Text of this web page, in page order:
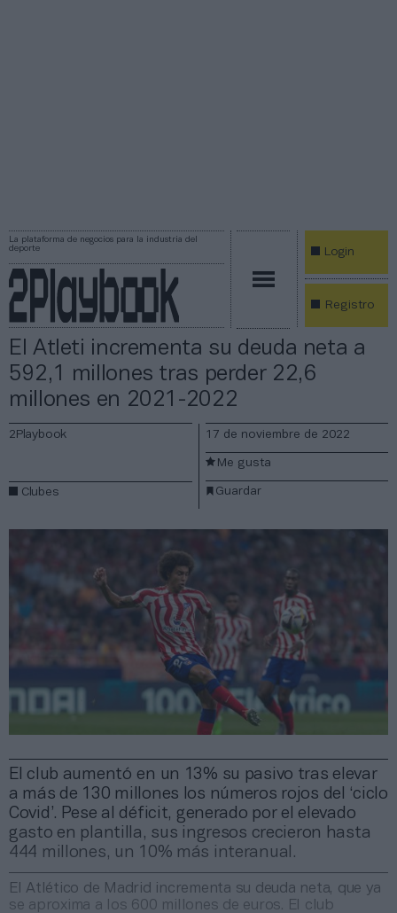
La plataforma de negocios para la industria del
deporte
Login
Registro
El Atleti incrementa su deuda neta a
592,1 millones tras perder 22,6
millones en 2021-2022
El club aumentó en un 13% su pasivo tras elevar
a más de 130 millones los números rojos del ‘ciclo
Covid’. Pese al déficit, generado por el elevado
gasto en plantilla, sus ingresos crecieron hasta
444 millones, un 10% más interanual.
2Playbook
Clubes
17 de noviembre de 2022
Guardar
Me gusta
El Atlético de Madrid incrementa su deuda neta, que ya
se aproxima a los 600 millones de euros. El club